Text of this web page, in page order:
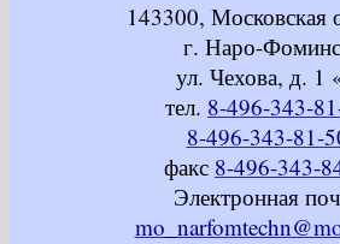
143300, Московская
г. Наро-
ул. Чехова, д. 1
тел. 8-496-343-
8-496-343-81-
факс 8-496-343-
Электронная